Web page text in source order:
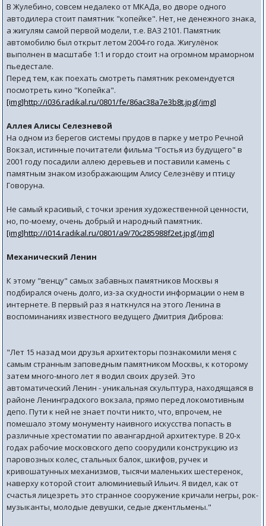
В Жулебино, совсем недалеко от МКАДа, во дворе одного
автодилера стоит памятник "копейке". Нет, не денежного знака,
а жигулям самой первой модели, т.е. ВАЗ 2101. Памятник
автомобилю был открыт летом 2004-го года. Жигулёнок
выполнен в масштабе 1:1 и гордо стоит на огромном мраморном
пьедестале.
Перед тем, как поехать смотреть памятник рекомендуется
посмотреть кино "Копейка".
[img]http://i036.radikal.ru/0801/fe/86ac38a7e3b8t.jpg[/img]
Аллея Алисы Селезневой
На одном из берегов системы прудов в парке у метро Речной
Вокзал, истинные почитатели фильма "Гостья из будущего" в
2001 году посадили аллею деревьев и поставили камень с
памятным знаком изображающим Алису Селезнёву и птицу
Говоруна.
Не самый красивый, с точки зрения художественной ценности,
но, по-моему, очень добрый и народный памятник.
[img]http://i014.radikal.ru/0801/a9/70c285988f2et.jpg[/img]
Механический Ленин
К этому "венцу" самых забавных памятников Москвы я
подбирался очень долго, из-за скудности информации о нем в
интернете. В первый раз я наткнулся на этого Ленина в
воспоминаниях известного ведущего Дмитрия Диброва:
"Лет 15 назад мои друзья архитекторы познакомили меня с
самым странным заповедным памятником Москвы, к которому
затем много-много лет я водил своих друзей. Это
автоматический Ленин - уникальная скульптура, находящаяся в
районе Ленинградского вокзала, прямо перед локомотивным
депо. Пути к ней не знает почти никто, что, впрочем, не
помешало этому монументу наивного искусства попасть в
различные хрестоматии по авангардной архитектуре. В 20-х
годах рабочие московского депо соорудили конструкцию из
паровозных колес, стальных балок, шкифов, ручек и
кривошатунных механизмов, тысячи маленьких шестеренок,
наверху которой стоит алюминиевый Ильич. Я видел, как от
счастья лицезреть это странное сооружение кричали негры, рок-
музыканты, молодые девушки, седые джентльмены."